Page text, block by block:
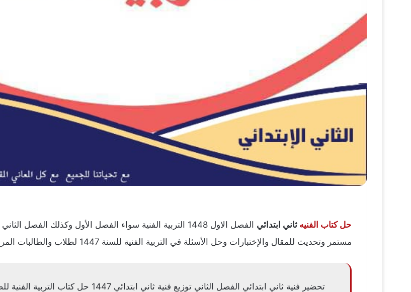
حل كتاب الفنيه ثاني ابتدائي
الفصل الاول 1448 التربية الفنية سواء الفصل الأول
مستمر وتحديث للمقال والإختبارات وحل الأسئلة في التربية الفنية للسنة 1447 لطلاب والطالبات المرحلة الإبتدائية في المملكة العربية السعودية.
تحضير فنية ثاني ابتدائي الفصل الثاني توزيع فنية ثاني ابتدائي 1447 حل كتاب التربية الفنية للصف الثالث الابتدائي الفصل الثاني